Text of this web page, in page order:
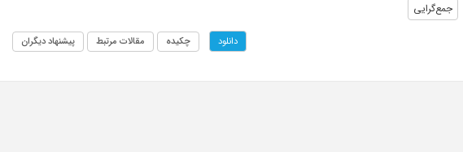
جمع‌گرایی
دانلود چکیده مقالات مرتبط پیشنهاد دیگران